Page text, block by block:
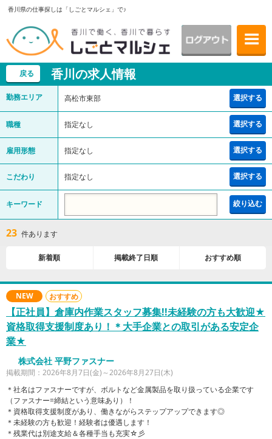
香川県の仕事探しは「しごとマルシェ」で♪
戻る 香川の求人情報
勤務エリア 高松市東部 選択する
職種 指定なし 選択する
雇用形態 指定なし 選択する
こだわり 指定なし 選択する
キーワード 絞り込む
23 件あります
新着順 掲載終了日順 おすすめ順
NEW おすすめ
【正社員】倉庫内作業スタッフ募集!!未経験の方も大歓迎★
資格取得支援制度あり！＊大手企業との取引がある安定企
業★
株式会社 平野ファスナー
掲載期間：2026年8月7日(金)～2026年8月27日(木)
＊社名はファスナーですが、ボルトなど金属製品を取り扱っている企業です
（ファスナー=締結という意味あり）！
＊資格取得支援制度があり、働きながらステップアップできます◎
＊未経験の方も歓迎！経験者は優遇します！
＊残業代は別途支給＆各種手当も充実☆彡